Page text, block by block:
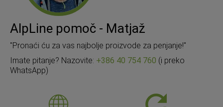
AlpLine pomoč - Matjaž
"Pronaći ću za vas najbolje proizvode za penjanje!"
Imate pitanje? Nazovite: +386 40 754 760 (i preko
WhatsApp)